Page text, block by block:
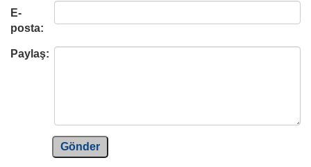
E-
posta:
Paylaş:
Gönder